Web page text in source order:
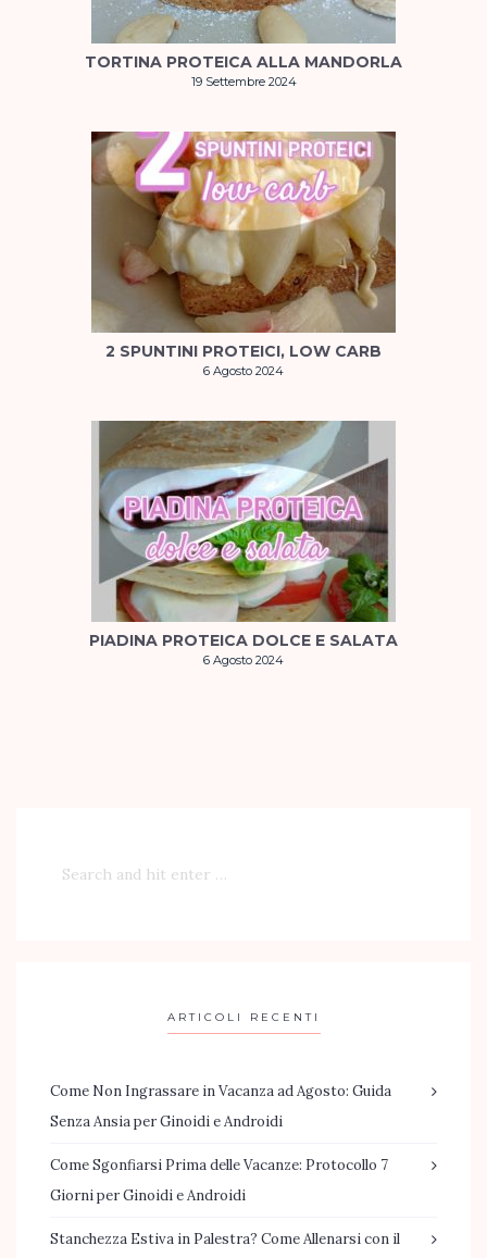
TORTINA PROTEICA ALLA MANDORLA
19 Settembre 2024
2 SPUNTINI PROTEICI, LOW CARB
6 Agosto 2024
PIADINA PROTEICA DOLCE E SALATA
6 Agosto 2024
ARTICOLI RECENTI
Come Non Ingrassare in Vacanza ad Agosto: Guida
Senza Ansia per Ginoidi e Androidi
Come Sgonfiarsi Prima delle Vacanze: Protocollo 7
Giorni per Ginoidi e Androidi
Stanchezza Estiva in Palestra? Come Allenarsi con il